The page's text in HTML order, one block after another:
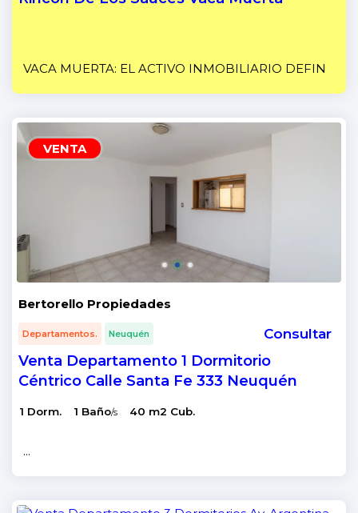
VACA MUERTA: EL ACTIVO INMOBILIARIO
VENTA
Bertorello Propiedades
Departamentos. Neuquén Consultar
Venta Departamento 1 Dormitorio
Céntrico Calle Santa Fe 333 Neuquén
1 Dorm. 1 Baño/s 40 m2 Cub.
...